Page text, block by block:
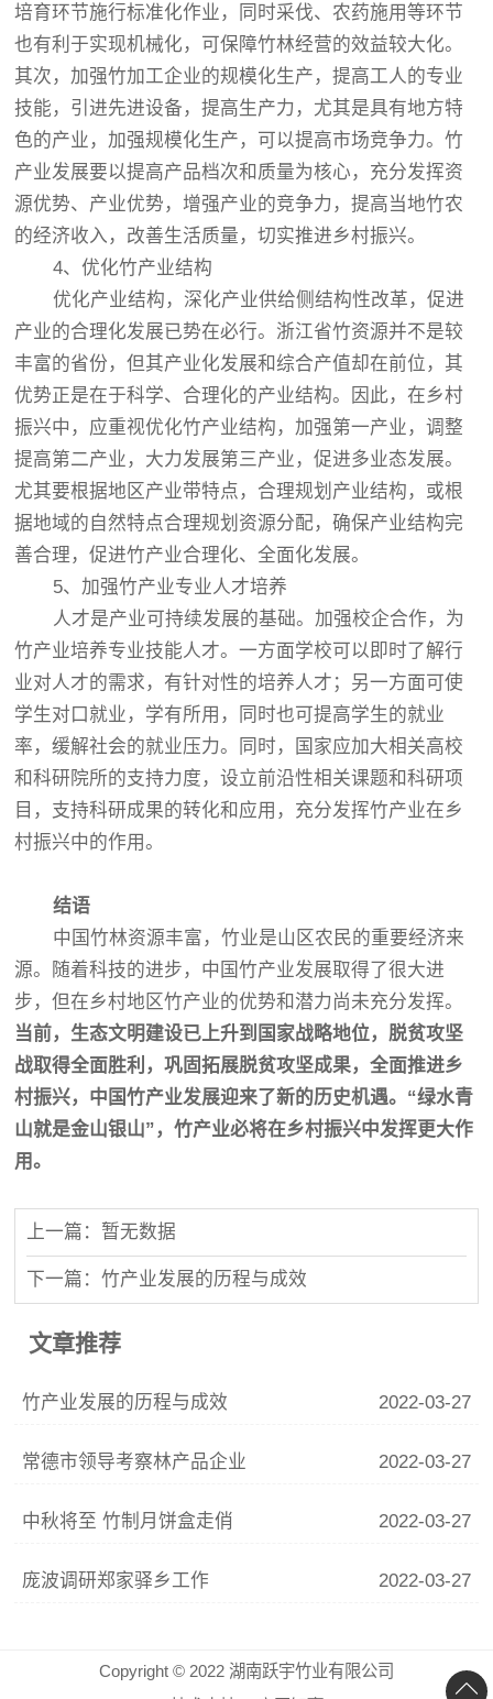
培育环节施行标准化作业，同时采伐、农药施用等环节
也有利于实现机械化，可保障竹林经营的效益较大化。
其次，加强竹加工企业的规模化生产，提高工人的专业
技能，引进先进设备，提高生产力，尤其是具有地方特
色的产业，加强规模化生产，可以提高市场竞争力。竹
产业发展要以提高产品档次和质量为核心，充分发挥资
源优势、产业优势，增强产业的竞争力，提高当地竹农
的经济收入，改善生活质量，切实推进乡村振兴。
4、优化竹产业结构
优化产业结构，深化产业供给侧结构性改革，促进
产业的合理化发展已势在必行。浙江省竹资源并不是较
丰富的省份，但其产业化发展和综合产值却在前位，其
优势正是在于科学、合理化的产业结构。因此，在乡村
振兴中，应重视优化竹产业结构，加强第一产业，调整
提高第二产业，大力发展第三产业，促进多业态发展。
尤其要根据地区产业带特点，合理规划产业结构，或根
据地域的自然特点合理规划资源分配，确保产业结构完
善合理，促进竹产业合理化、全面化发展。
5、加强竹产业专业人才培养
人才是产业可持续发展的基础。加强校企合作，为
竹产业培养专业技能人才。一方面学校可以即时了解行
业对人才的需求，有针对性的培养人才；另一方面可使
学生对口就业，学有所用，同时也可提高学生的就业
率，缓解社会的就业压力。同时，国家应加大相关高校
和科研院所的支持力度，设立前沿性相关课题和科研项
目，支持科研成果的转化和应用，充分发挥竹产业在乡
村振兴中的作用。
结语
中国竹林资源丰富，竹业是山区农民的重要经济来
源。随着科技的进步，中国竹产业发展取得了很大进
步，但在乡村地区竹产业的优势和潜力尚未充分发挥。
当前，生态文明建设已上升到国家战略地位，脱贫攻坚
战取得全面胜利，巩固拓展脱贫攻坚成果，全面推进乡
村振兴，中国竹产业发展迎来了新的历史机遇。“绿水青
山就是金山银山”，竹产业必将在乡村振兴中发挥更大作
用。
上一篇：暂无数据
下一篇：竹产业发展的历程与成效
文章推荐
竹产业发展的历程与成效 2022-03-27
常德市领导考察林产品企业 2022-03-27
中秋将至 竹制月饼盒走俏 2022-03-27
庞波调研郑家驿乡工作 2022-03-27
Copyright © 2022 湖南跃宇竹业有限公司